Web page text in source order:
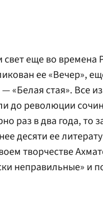
еще во времена
ее «Вечер»,
«Белая стая». Все
до революции
раз в два года, то
десяти ее
творчестве
неправильные» и